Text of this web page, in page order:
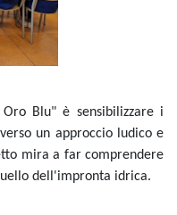
Blu" è sensibilizzare i
un approccio ludico e
mira a far comprendere
dell'impronta idrica.